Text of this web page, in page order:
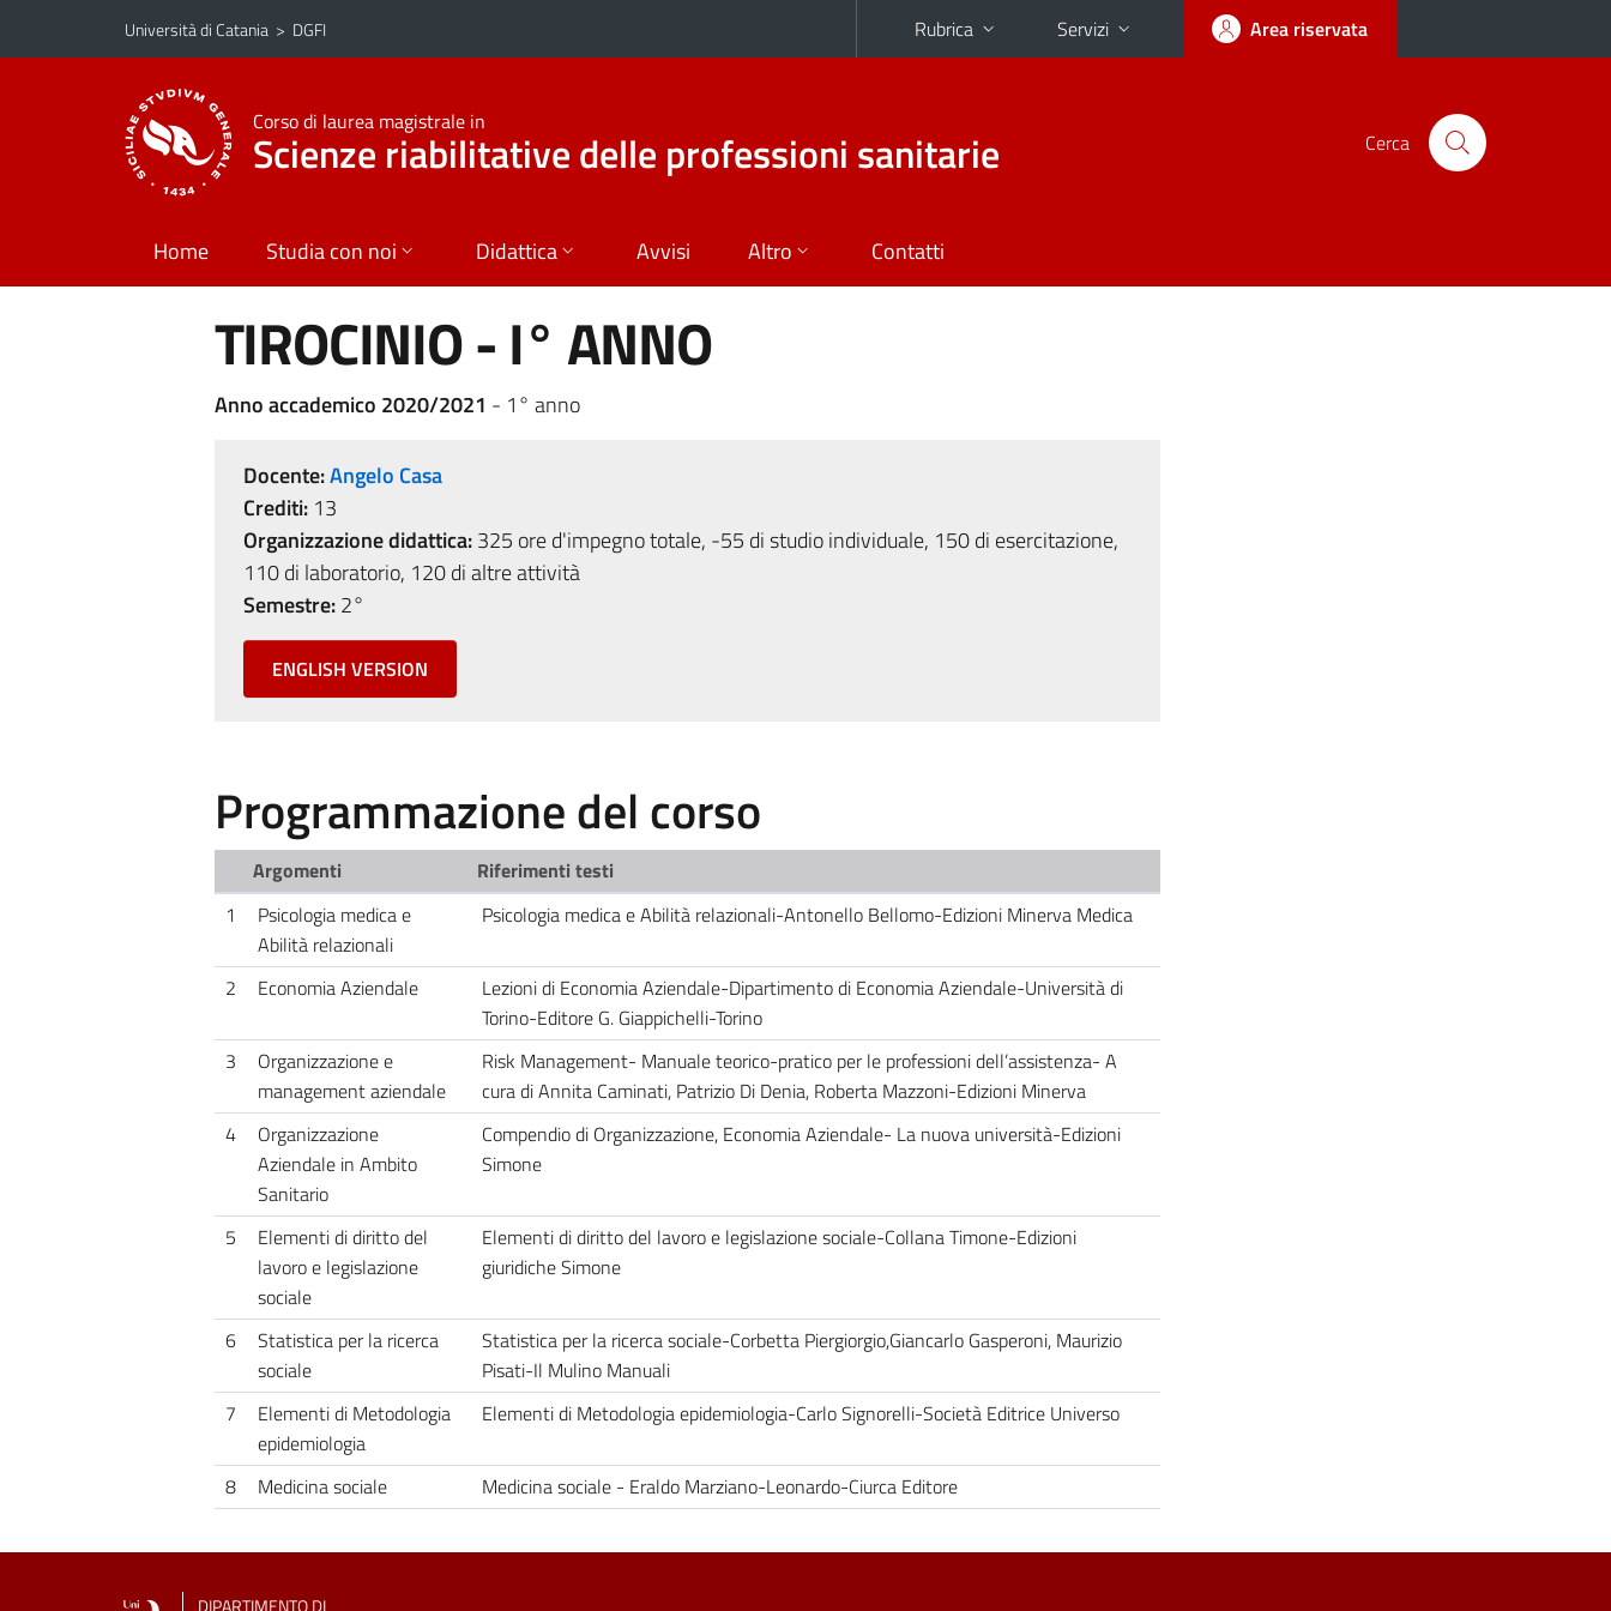
Vai al contenuto principale
Vai al menu di navigazione
Università di Catania > DGFI Rubrica Servizi Area riservata
Corso di laurea magistrale in
Scienze riabilitative delle professioni sanitarie Cerca
Home Studia con noi Didattica Avvisi Altro Contatti
TIROCINIO - I° ANNO
Anno accademico 2020/2021 - 1° anno
Docente:Angelo Casa
Crediti:13
Organizzazione didattica:325 ore d'impegno totale, -55 di studio individuale, 150 di esercitazione,
110 di laboratorio, 120 di altre attività
Semestre:2°
ENGLISH VERSION
Programmazione del corso
Argomenti
Riferimenti testi
1
Psicologia medica e
Abilità relazionali
Psicologia medica e Abilità relazionali-Antonello Bellomo-Edizioni Minerva Medica
2 Economia Aziendale
Lezioni di Economia Aziendale-Dipartimento di Economia Aziendale-Università di
Torino-Editore G. Giappichelli-Torino
3
Organizzazione e
management aziendale
Risk Management- Manuale teorico-pratico per le professioni dell’assistenza- A
cura di Annita Caminati, Patrizio Di Denia, Roberta Mazzoni-Edizioni Minerva
4
Organizzazione
Aziendale in Ambito
Sanitario
Compendio di Organizzazione, Economia Aziendale- La nuova università-Edizioni
Simone
5
Elementi di diritto del
lavoro e legislazione
sociale
Elementi di diritto del lavoro e legislazione sociale-Collana Timone-Edizioni
giuridiche Simone
6
Statistica per la ricerca
sociale
Statistica per la ricerca sociale-Corbetta Piergiorgio,Giancarlo Gasperoni, Maurizio
Pisati-Il Mulino Manuali
7
Elementi di Metodologia
epidemiologia
Elementi di Metodologia epidemiologia-Carlo Signorelli-Società Editrice Universo
8 Medicina sociale Medicina sociale - Eraldo Marziano-Leonardo-Ciurca Editore
DIPARTIMENTO DI